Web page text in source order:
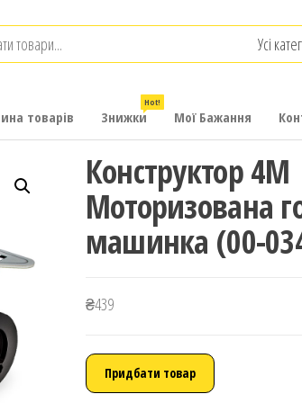
товарів Знижки
Hot!
Мої Бажання
Конструктор 4M
Моторизована
машинка (00-
₴439
Придбати товар